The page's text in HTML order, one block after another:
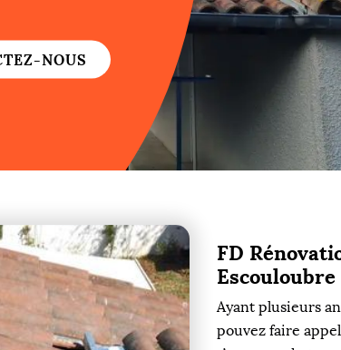
NOUS
FD
Escouloubre
Ayant plusieurs
pouvez faire